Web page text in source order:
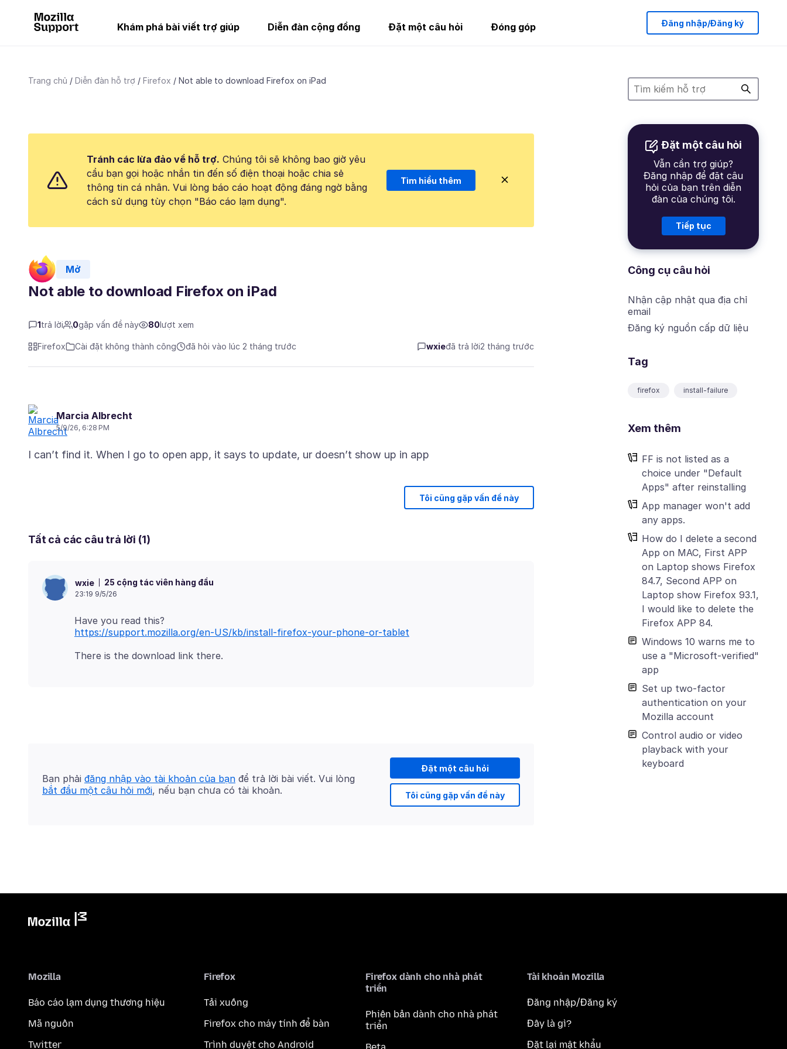
Khám phá bài viết trợ giúp Diễn đàn cộng đồng Đặt một câu hỏi Đóng góp Đăng nhập/Đăng ký
Trang chủ Diễn đàn hỗ trợ Firefox Not able to download Firefox on iPad
Đặt một câu hỏi
Vẫn cần trợ giúp?
Đăng nhập để đặt câu
hỏi của bạn trên diễn
đàn của chúng tôi.
Tiếp tục
Công cụ câu hỏi
Nhận cập nhật qua địa chỉ
email
Đăng ký nguồn cấp dữ liệu
Tag
firefox install-failure
Xem thêm
FF is not listed as a
choice under "Default
Apps" after reinstalling
App manager won't add
any apps.
How do I delete a second
App on MAC, First APP
on Laptop shows Firefox
84.7, Second APP on
Laptop show Firefox 93.1,
I would like to delete the
Firefox APP 84.
Windows 10 warns me to
use a "Microsoft-verified"
app
Set up two-factor
authentication on your
Mozilla account
Control audio or video
playback with your
keyboard
Tránh các lừa đảo về hỗ trợ. Chúng tôi sẽ không bao giờ yêu
cầu bạn gọi hoặc nhắn tin đến số điện thoại hoặc chia sẻ
thông tin cá nhân. Vui lòng báo cáo hoạt động đáng ngờ bằng
cách sử dụng tùy chọn "Báo cáo lạm dụng".
Tìm hiểu thêm
Mở
Not able to download Firefox on iPad
1 trả lời 0gặp vấn đề này 80 lượt xem
Firefox Cài đặt không thành công đã hỏi vào lúc 2 tháng trước wxieđã trả lời2 tháng trước
Marcia Albrecht
5/9/26, 6:28 PM
Tôi cũng gặp vấn đề này
Tất cả các câu trả lời (1)
wxie 25 cộng tác viên hàng đầu
23:19 9/5/26
https://support.mozilla.org/en-US/kb/install-firefox-your-phone-or-tablet
Đặt một câu hỏi
Tôi cũng gặp vấn đề này
Bạn phải đăng nhập vào tài khoản của bạn để trả lời bài viết. Vui lòng
bắt đầu một câu hỏi mới, nếu bạn chưa có tài khoản.
Mozilla
Báo cáo lạm dụng thương hiệu
Mã nguồn
Twitter
Firefox
Tải xuống
Firefox cho máy tính để bàn
Trình duyệt cho Android
Firefox dành cho nhà phát
triển
Phiên bản dành cho nhà phát
triển
Tài khoản Mozilla
Đăng nhập/Đăng ký
Đây là gì?
Đặt lại mật khẩu